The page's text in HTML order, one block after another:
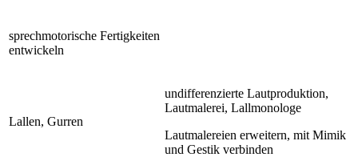
sprechmotorische Fertigkeiten
entwickeln
Lallen, Gurren
undifferenzierte Lautproduktion,
Lautmalerei, Lallmonologe
Lautmalereien erweitern, mit Mimik
und Gestik verbinden